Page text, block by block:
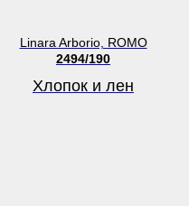
Linara Arborio, ROMO
2494/190
Хлопок и лен